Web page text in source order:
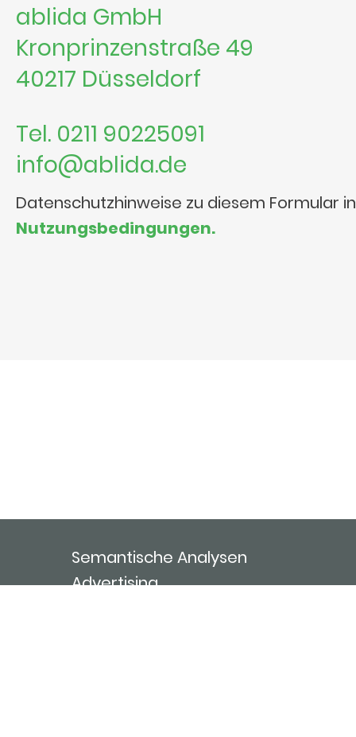
ablida GmbH
Kronprinzenstraße 49
40217 Düsseldorf
Tel. 0211 90225091
info@ablida.de
Datenschutzhinweise zu diesem Formular
Nutzungsbedingungen.
Semantische Analysen
Advertising